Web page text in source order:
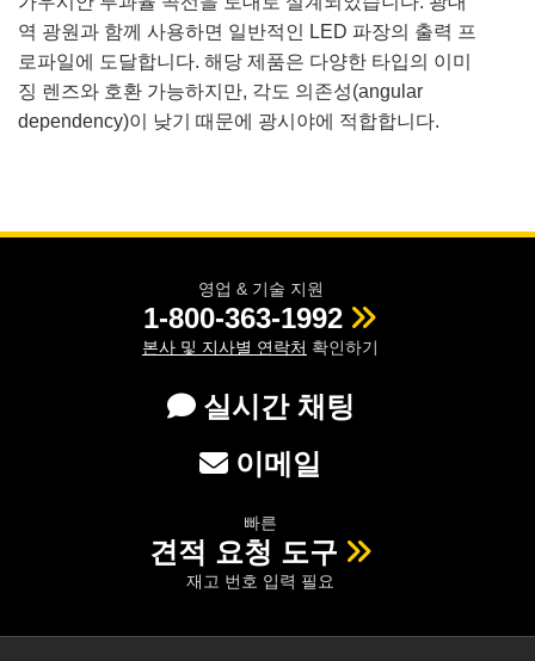
역 광원과 함께 사용하면 일반적인 LED 파장의 출력 프
로파일에 도달합니다. 해당 제품은 다양한 타입의 이미
징 렌즈와 호환 가능하지만, 각도 의존성(angular
dependency)이 낮기 때문에 광시야에 적합합니다.
영업 & 기술 지원
1-800-363-1992
본사 및 지사별 연락처 확인하기
실시간 채팅
이메일
빠른
견적 요청 도구
재고 번호 입력 필요